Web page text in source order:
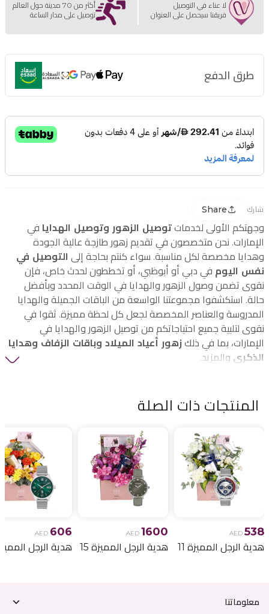
لا عناء في التوصيل
فريقنا سيحصل على العنوان
أكثر من 70 مدينة حول العالم
توصيل على مدار الساعة
طرق الدفع
شارك Share
وجهتكم الأولى لخدمات توصيل الزهور وتوصيل الهدايا في
الإمارات. نحن متخصصون في تقديم زهور طازجة عالية الجودة
وهدايا مخصصة لكل مناسبة. سواء كنتم بحاجة إلى التوصيل في
نفس اليوم في دبي أو أبوظبي، أو تخططون لحدث خاص، فإن
نقوى تضمن وصول الزهور والهدايا في الوقت المحدد وبأفضل
حالة. استكشفوا مجموعتنا الواسعة من الباقات الجميلة والهدايا
المدروسة والعناصر المخصصة لجعل كل لحظة مميزة. ثقوا في
نقوى لتلبية جميع احتياجاتكم من توصيل الزهور والهدايا في
الإمارات، بما في ذلك زهور أعياد الميلاد وباقات الزفاف وهدايا
الذكرى والمزيد.
المنتجات ذات الصلة
AED 538
هدية الرجل المميزة 11
AED 1600
هدية الرجل المميزة 15
AED 606
هدية الرجل المميزة
معلوماتنا